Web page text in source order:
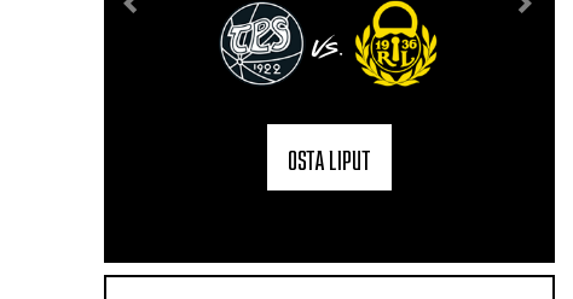
VS.
OSTA LIPUT